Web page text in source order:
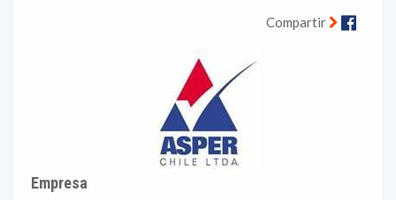
Compartir
Empresa